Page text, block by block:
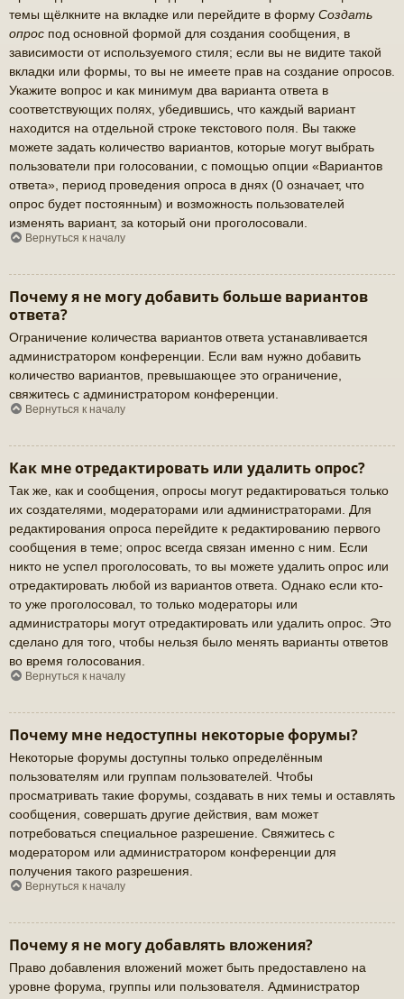
темы щёлкните на вкладке или перейдите в форму Создать
опрос под основной формой для создания сообщения, в
зависимости от используемого стиля; если вы не видите такой
вкладки или формы, то вы не имеете прав на создание опросов.
Укажите вопрос и как минимум два варианта ответа в
соответствующих полях, убедившись, что каждый вариант
находится на отдельной строке текстового поля. Вы также
можете задать количество вариантов, которые могут выбрать
пользователи при голосовании, с помощью опции «Вариантов
ответа», период проведения опроса в днях (0 означает, что
опрос будет постоянным) и возможность пользователей
изменять вариант, за который они проголосовали.
Вернуться к началу
Почему я не могу добавить больше вариантов
ответа?
Ограничение количества вариантов ответа устанавливается
администратором конференции. Если вам нужно добавить
количество вариантов, превышающее это ограничение,
свяжитесь с администратором конференции.
Вернуться к началу
Как мне отредактировать или удалить опрос?
Так же, как и сообщения, опросы могут редактироваться только
их создателями, модераторами или администраторами. Для
редактирования опроса перейдите к редактированию первого
сообщения в теме; опрос всегда связан именно с ним. Если
никто не успел проголосовать, то вы можете удалить опрос или
отредактировать любой из вариантов ответа. Однако если кто-
то уже проголосовал, то только модераторы или
администраторы могут отредактировать или удалить опрос. Это
сделано для того, чтобы нельзя было менять варианты ответов
во время голосования.
Вернуться к началу
Почему мне недоступны некоторые форумы?
Некоторые форумы доступны только определённым
пользователям или группам пользователей. Чтобы
просматривать такие форумы, создавать в них темы и оставлять
сообщения, совершать другие действия, вам может
потребоваться специальное разрешение. Свяжитесь с
модератором или администратором конференции для
получения такого разрешения.
Вернуться к началу
Почему я не могу добавлять вложения?
Право добавления вложений может быть предоставлено на
уровне форума, группы или пользователя. Администратор